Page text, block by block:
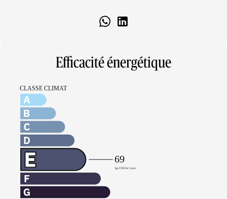
Efficacité énergétique